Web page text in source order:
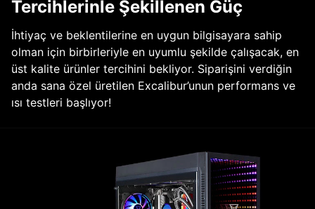
Tercihlerinle Şekillenen Güç
İhtiyaç ve beklentilerine en uygun bilgisayara sahip
olman için birbirleriyle en uyumlu şekilde çalışacak, en
üst kalite ürünler tercihini bekliyor. Siparişini verdiğin
anda sana özel üretilen Excalibur’unun performans ve
ısı testleri başlıyor!